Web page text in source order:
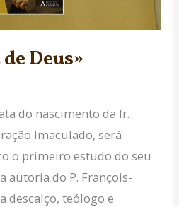
Deus»
do nascimento da Ir.
Imaculado, será
o primeiro estudo do seu
do P. François-
descalço, teólogo e